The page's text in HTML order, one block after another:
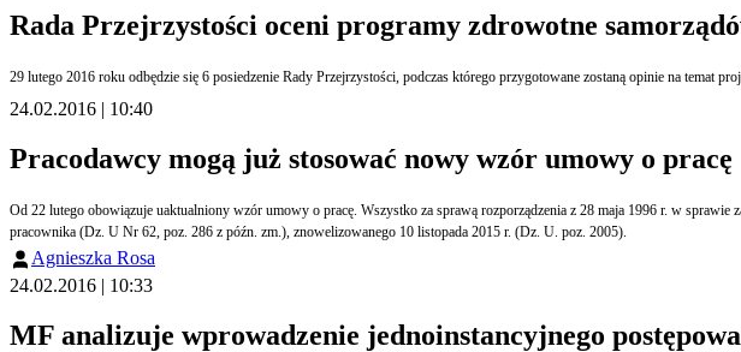
Rada Przejrzystości oceni programy zdrowotne
29 lutego 2016 roku odbędzie się 6 posiedzenie Rady Przejrzystości, podczas którego przygotowane zostaną opinie na temat
24.02.2016 | 10:40
Pracodawcy mogą już stosować nowy wzór umowy o pracę
Od 22 lutego obowiązuje uaktualniony wzór umowy o pracę. Wszystko za sprawą rozporządzenia z 28 maja 1996 r. w
pracownika (Dz. U Nr 62, poz. 286 z późn. zm.), znowelizowanego 10 listopada 2015 r. (Dz. U. poz. 2005).
Agnieszka Rosa
24.02.2016 | 10:33
MF analizuje wprowadzenie jednoinstancyjnego